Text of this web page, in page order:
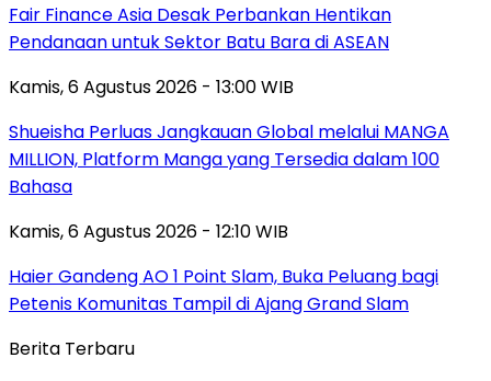
Fair Finance Asia Desak Perbankan Hentikan
Pendanaan untuk Sektor Batu Bara di ASEAN
Kamis, 6 Agustus 2026 - 13:00 WIB
Shueisha Perluas Jangkauan Global melalui MANGA
MILLION, Platform Manga yang Tersedia dalam 100
Bahasa
Kamis, 6 Agustus 2026 - 12:10 WIB
Haier Gandeng AO 1 Point Slam, Buka Peluang bagi
Petenis Komunitas Tampil di Ajang Grand Slam
Berita Terbaru